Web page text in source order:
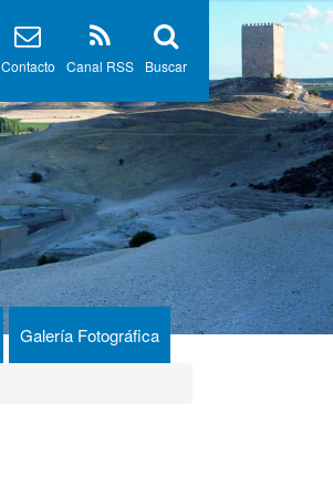
Buscar
Canal RSS
Contacto
Galería Fotográfica